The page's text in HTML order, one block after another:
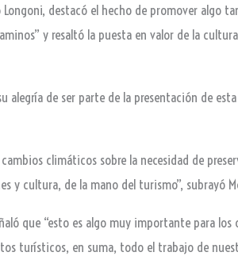
destacó el hecho de promover algo
y resaltó la puesta en valor de la
alegría de ser parte de la presentación de
climáticos sobre la necesidad de
y cultura, de la mano del turismo”, subrayó
que “esto es algo muy importante para
turísticos, en suma, todo el trabajo de